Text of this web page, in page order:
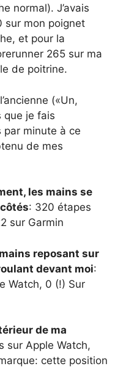
normal). J’avais
sur mon poignet
et pour la
265 sur ma
de poitrine.
(«Un,
que je fais
par minute à ce
de mes
les mains se
: 320 étapes
sur Garmin
reposant sur
devant moi:
Watch, 0 (!) Sur
de ma
sur Apple Watch,
cette position